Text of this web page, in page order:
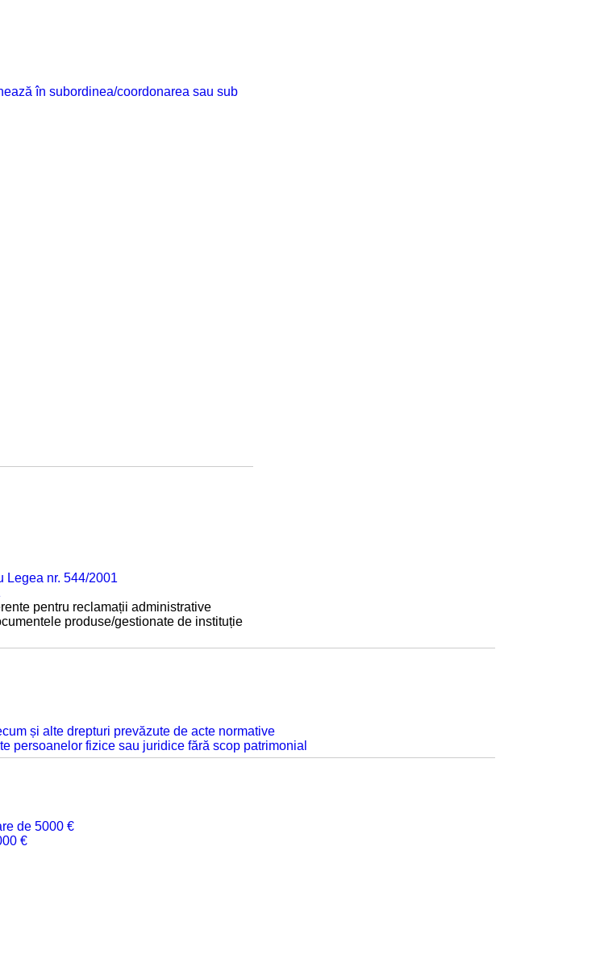
în subordinea/coordonarea sau sub
Legea nr. 544/2001
pentru reclamații administrative
produse/gestionate de instituție
și alte drepturi prevăzute de acte normative
persoanelor fizice sau juridice fără scop patrimonial
de 5000 €
€